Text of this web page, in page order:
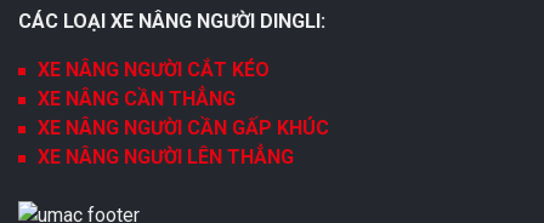
CÁC LOẠI XE NÂNG NGƯỜI DINGLI:
XE NÂNG NGƯỜI CẮT KÉO
XE NÂNG CẦN THẲNG
XE NÂNG NGƯỜI CẦN GẤP KHÚC
XE NÂNG NGƯỜI LÊN THẲNG